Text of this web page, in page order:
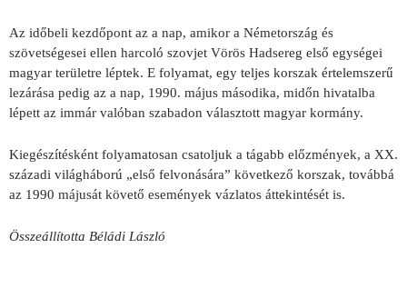
Az időbeli kezdőpont az a nap, amikor a Németország és
szövetségesei ellen harcoló szovjet Vörös Hadsereg első egységei
magyar területre léptek. E folyamat, egy teljes korszak értelemszerű
lezárása pedig az a nap, 1990. május másodika, midőn hivatalba
lépett az immár valóban szabadon választott magyar kormány.
Kiegészítésként folyamatosan csatoljuk a tágabb előzmények, a XX.
századi világháború „első felvonására” következő korszak, továbbá
az 1990 májusát követő események vázlatos áttekintését is.
Összeállította Béládi László